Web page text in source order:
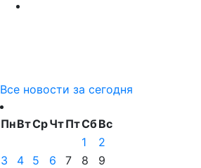
Все новости за сегодня
ПнВтСрЧтПтСбВс
1
2
3
4 5 6 7 8
9